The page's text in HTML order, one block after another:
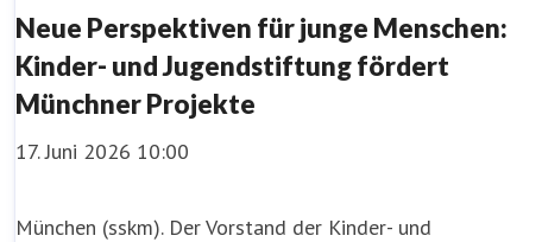
Neue Perspektiven für junge Menschen:
Kinder- und Jugendstiftung fördert
Münchner Projekte
17. Juni 2026 10:00
München (sskm). Der Vorstand der Kinder- und